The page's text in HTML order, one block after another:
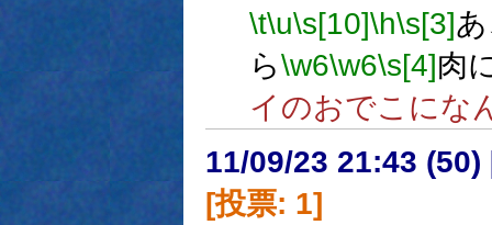
\t\u\s[10]\h\s[3]
ら\w6\w6\s[4]肉
イのおでこにな
11/09/23 21:43 (50)
[投票: 1]